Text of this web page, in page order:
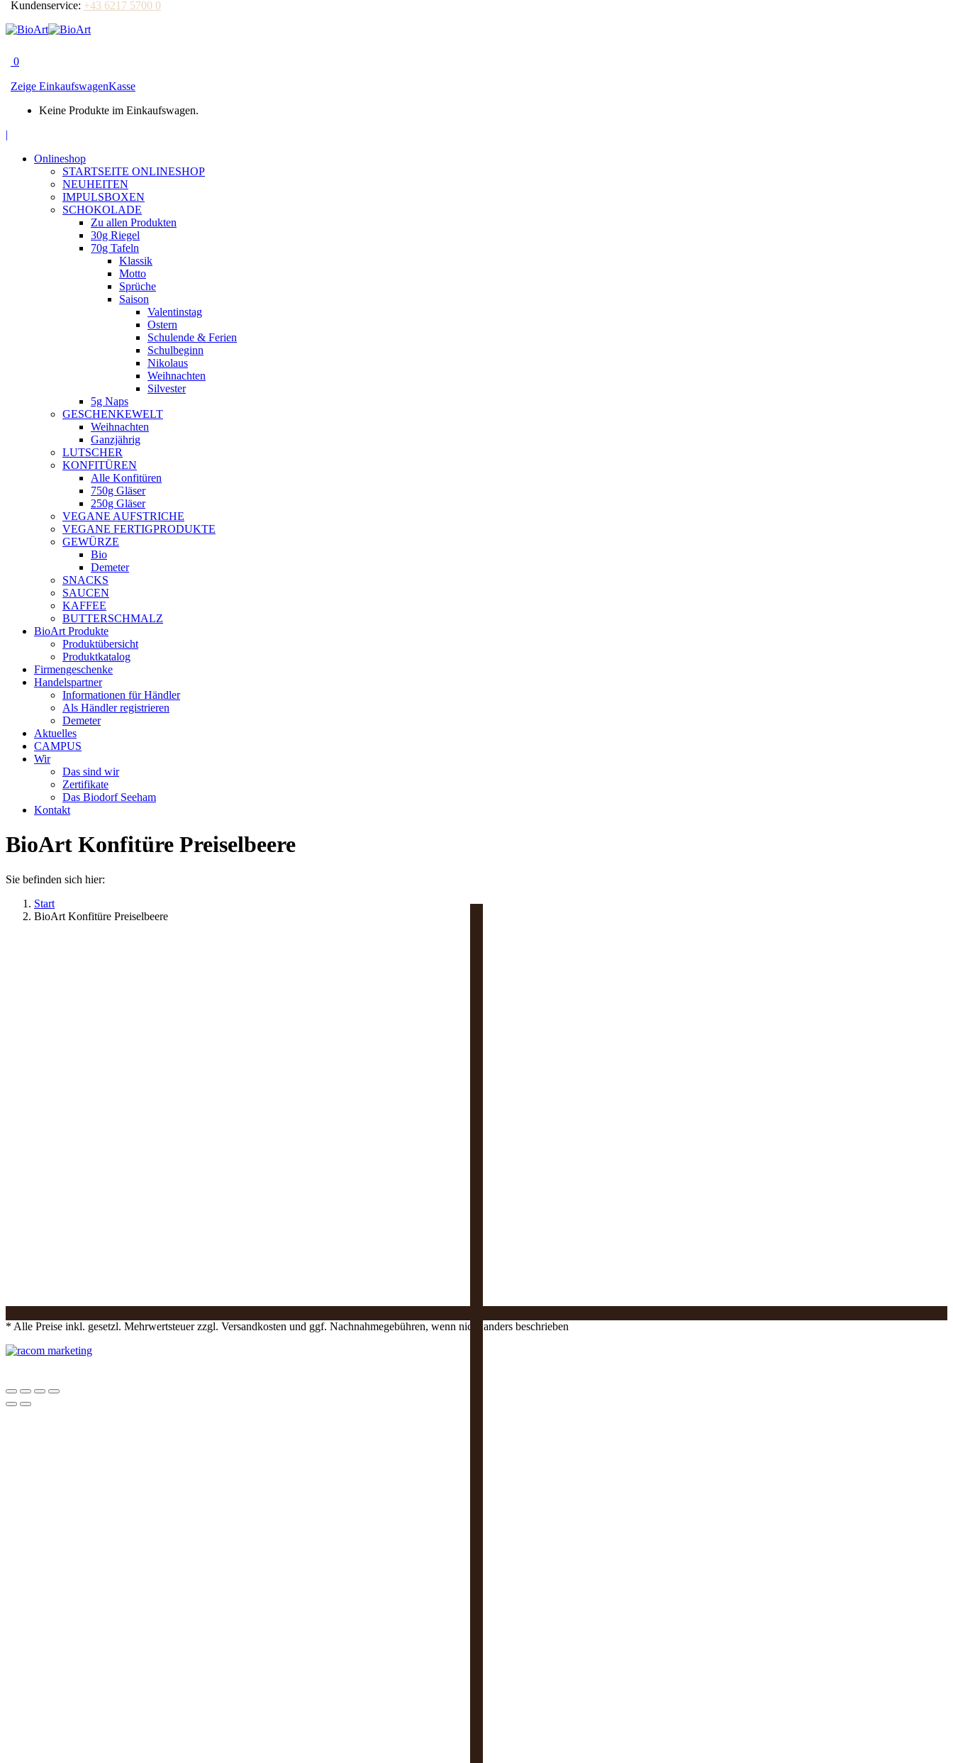
Kundenservice: +43 6217 5700 0
0
Zeige EinkaufswagenKasse
Keine Produkte im Einkaufswagen.
opens
|
Onlineshop
STARTSEITE ONLINESHOP
NEUHEITEN
IMPULSBOXEN
SCHOKOLADE
Zu allen Produkten
30g Riegel
70g Tafeln
Klassik
Motto
Sprüche
Saison
Valentinstag
Ostern
Schulende & Ferien
Schulbeginn
Nikolaus
Weihnachten
Silvester
5g Naps
GESCHENKEWELT
Weihnachten
Ganzjährig
LUTSCHER
KONFITÜREN
Alle Konfitüren
750g Gläser
250g Gläser
VEGANE AUFSTRICHE
VEGANE FERTIGPRODUKTE
GEWÜRZE
Bio
Demeter
SNACKS
SAUCEN
KAFFEE
BUTTERSCHMALZ
BioArt Produkte
Produktübersicht
Produktkatalog
Firmengeschenke
Handelspartner
Informationen für Händler
Als Händler registrieren
Demeter
Aktuelles
CAMPUS
Wir
Das sind wir
Zertifikate
Das Biodorf Seeham
Kontakt
BioArt Konfitüre Preiselbeere
Sie befinden sich hier:
Start
BioArt Konfitüre Preiselbeere
* Alle Preise inkl. gesetzl. Mehrwertsteuer zzgl. Versandkosten und ggf. Nachnahmegebühren, wenn nicht anders beschrieben